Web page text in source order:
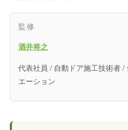
監修
酒井将之
代表社員 / 自動ドア施工技術者 /
エーション